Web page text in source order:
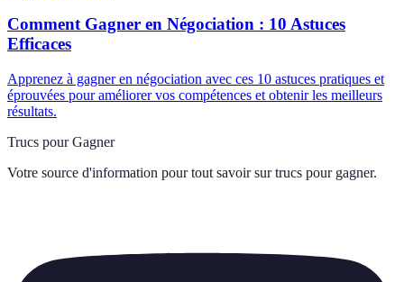
Comment Gagner en Négociation : 10 Astuces
Efficaces
Apprenez à gagner en négociation avec ces 10 astuces pratiques et
éprouvées pour améliorer vos compétences et obtenir les meilleurs
résultats.
Trucs pour Gagner
Votre source d'information pour tout savoir sur trucs pour gagner.